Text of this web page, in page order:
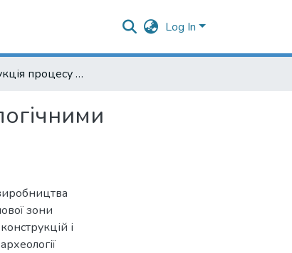
Log In
Реконструкція процесу виплавлення заліза за археологічними знахідками скіфської доби
зони
і